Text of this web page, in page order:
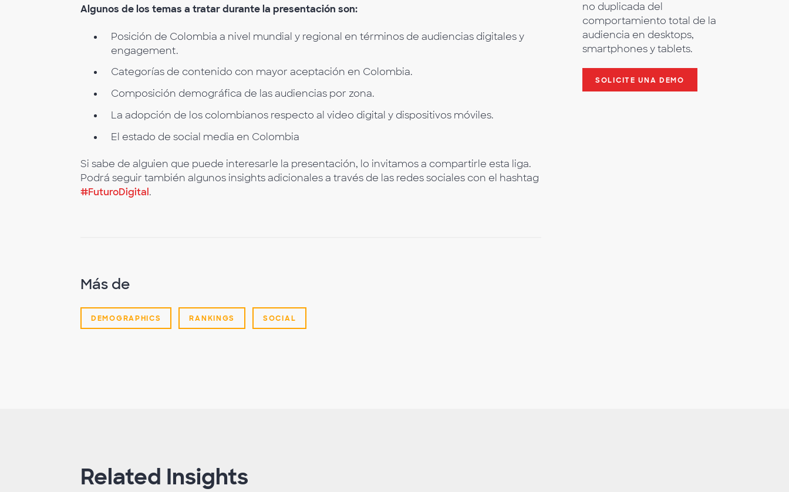
Algunos de los temas a tratar durante la presentación son:
Posición de Colombia a nivel mundial y regional en términos de audiencias digitales y
engagement.
Categorías de contenido con mayor aceptación en Colombia.
Composición demográfica de las audiencias por zona.
La adopción de los colombianos respecto al video digital y dispositivos móviles.
El estado de social media en Colombia
Si sabe de alguien que puede interesarle la presentación, lo invitamos a compartirle esta liga.
Podrá seguir también algunos insights adicionales a través de las redes sociales con el hashtag
#FuturoDigital .
Más de
DEMOGRAPHICS RANKINGS SOCIAL
no duplicada del
comportamiento total de la
audiencia en desktops,
smartphones y tablets.
SOLICITE UNA DEMO
Related Insights